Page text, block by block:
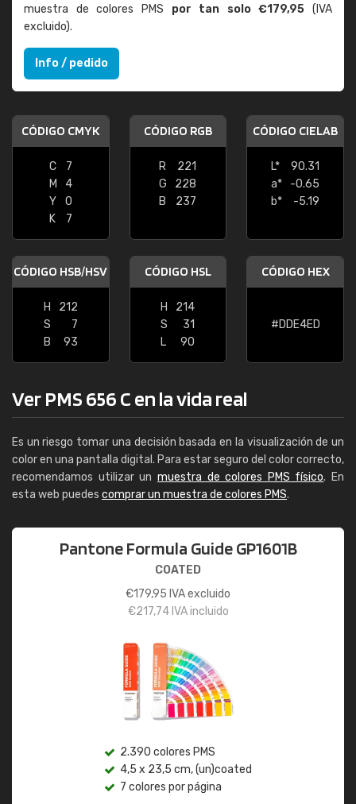
muestra de colores PMS por tan solo €179,95 (IVA
excluido).
Info / pedido
CÓDIGO CMYK
C
7
M
4
Y
0
K
7
CÓDIGO RGB
R
221
G
228
B
237
CÓDIGO CIELAB
L*
90.31
a*
-0.65
b*
-5.19
CÓDIGO HSB/HSV
H
212
S
7
B
93
CÓDIGO HSL
H
214
S
31
L
90
CÓDIGO HEX
#DDE4ED
Ver PMS 656 C en la vida real
Es un riesgo tomar una decisión basada en la visualización de un
color en una pantalla digital. Para estar seguro del color correcto,
recomendamos utilizar un muestra de colores PMS físico. En
esta web puedes comprar un muestra de colores PMS.
Pantone Formula Guide GP1601B
COATED
€179,95 IVA excluido
€217,74IVA incluido
2.390 colores PMS
4,5 x 23,5 cm, (un)coated
7 colores por página